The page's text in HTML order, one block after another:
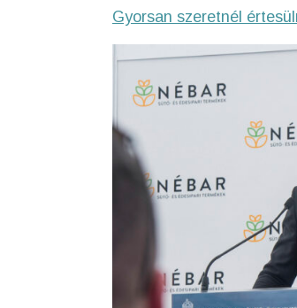
Gyorsan szeretnél